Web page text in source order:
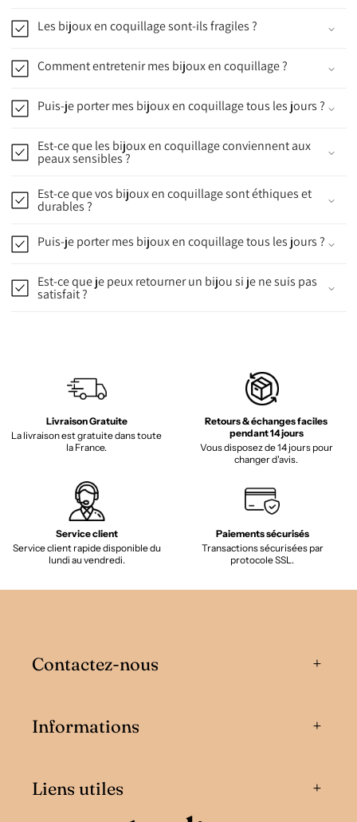
Les bijoux en coquillage sont-ils fragiles ?
Comment entretenir mes bijoux en coquillage ?
Puis-je porter mes bijoux en coquillage tous les jours ?
Est-ce que les bijoux en coquillage conviennent aux
peaux sensibles ?
Est-ce que vos bijoux en coquillage sont éthiques et
durables ?
Puis-je porter mes bijoux en coquillage tous les jours ?
Est-ce que je peux retourner un bijou si je ne suis pas
satisfait ?
Livraison Gratuite
La livraison est gratuite dans toute
la France.
Retours & échanges faciles
pendant 14 jours
Vous disposez de 14 jours pour
changer d'avis.
Service client
Service client rapide disponible du
lundi au vendredi.
Paiements sécurisés
Transactions sécurisées par
protocole SSL.
Contactez-nous
Informations
Liens utiles